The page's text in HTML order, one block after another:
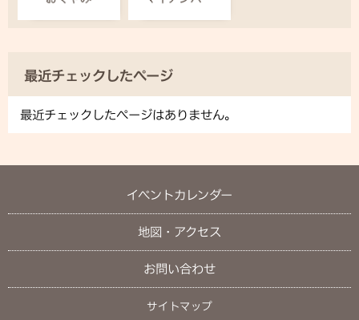
最近チェックしたページ
最近チェックしたページはありません。
イベントカレンダー
地図・アクセス
お問い合わせ
サイトマップ